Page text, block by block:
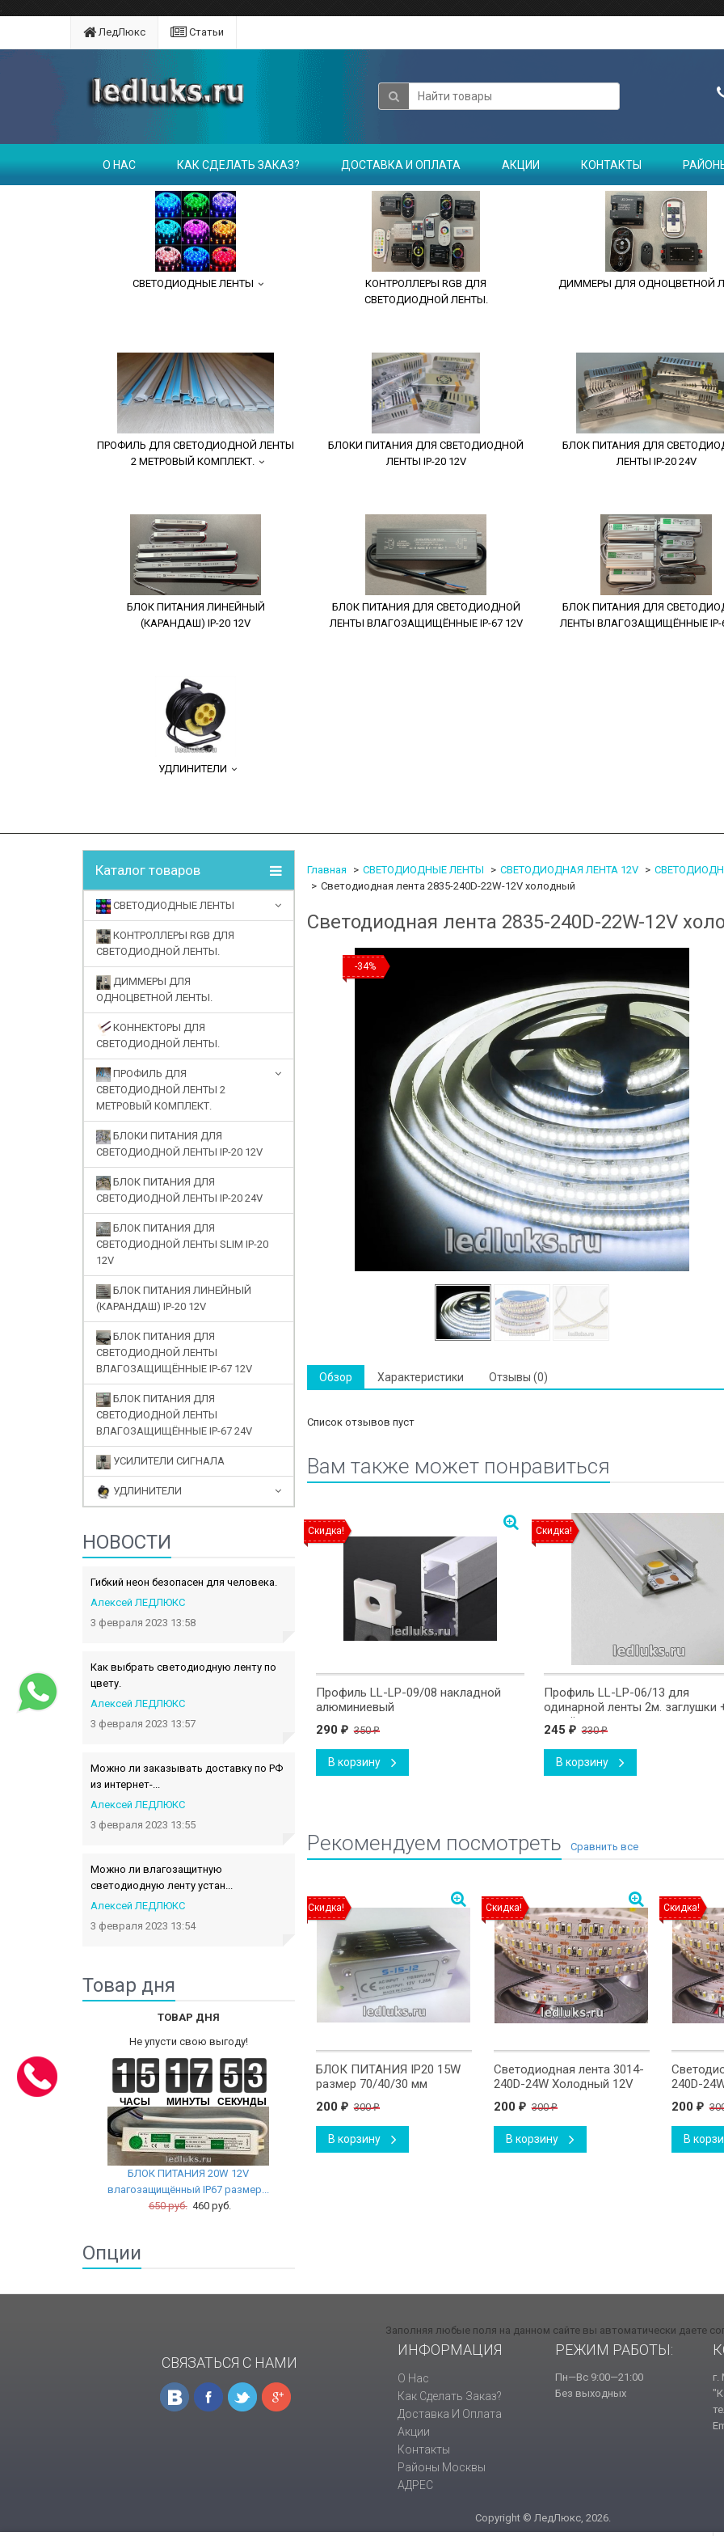
;
ЛедЛюкс
Статьи
О НАС КАК СДЕЛАТЬ ЗАКАЗ? ДОСТАВКА И ОПЛАТА АКЦИИ КОНТАКТЫ
СВЕТОДИОДНЫЕ ЛЕНТЫ
КОНТРОЛЛЕРЫ RGB ДЛЯ
СВЕТОДИОДНОЙ ЛЕНТЫ.
ДИММЕРЫ ДЛЯ ОДНОЦВЕТНОЙ
ПРОФИЛЬ ДЛЯ СВЕТОДИОДНОЙ ЛЕНТЫ
2 МЕТРОВЫЙ КОМПЛЕКТ.
БЛОКИ ПИТАНИЯ ДЛЯ СВЕТОДИОДНОЙ
ЛЕНТЫ IP-20 12V
БЛОК ПИТАНИЯ ДЛЯ
ЛЕНТЫ IP-20 24V
БЛОК ПИТАНИЯ ЛИНЕЙНЫЙ
(КАРАНДАШ) IP-20 12V
БЛОК ПИТАНИЯ ДЛЯ СВЕТОДИОДНОЙ
ЛЕНТЫ ВЛАГОЗАЩИЩЁННЫЕ IP-67 12V
БЛОК ПИТАНИЯ ДЛЯ
ЛЕНТЫ ВЛАГОЗАЩИЩЁННЫЕ IP-
УДЛИНИТЕЛИ
Каталог товаров
СВЕТОДИОДНЫЕ ЛЕНТЫ
КОНТРОЛЛЕРЫ RGB ДЛЯ
СВЕТОДИОДНОЙ ЛЕНТЫ.
ДИММЕРЫ ДЛЯ
ОДНОЦВЕТНОЙ ЛЕНТЫ.
КОННЕКТОРЫ ДЛЯ
СВЕТОДИОДНОЙ ЛЕНТЫ.
ПРОФИЛЬ ДЛЯ
СВЕТОДИОДНОЙ ЛЕНТЫ 2
МЕТРОВЫЙ КОМПЛЕКТ.
БЛОКИ ПИТАНИЯ ДЛЯ
СВЕТОДИОДНОЙ ЛЕНТЫ IP-20 12V
БЛОК ПИТАНИЯ ДЛЯ
СВЕТОДИОДНОЙ ЛЕНТЫ IP-20 24V
БЛОК ПИТАНИЯ ДЛЯ
СВЕТОДИОДНОЙ ЛЕНТЫ SLIM IP-20
12V
БЛОК ПИТАНИЯ ЛИНЕЙНЫЙ
(КАРАНДАШ) IP-20 12V
БЛОК ПИТАНИЯ ДЛЯ
СВЕТОДИОДНОЙ ЛЕНТЫ
ВЛАГОЗАЩИЩЁННЫЕ IP-67 12V
БЛОК ПИТАНИЯ ДЛЯ
СВЕТОДИОДНОЙ ЛЕНТЫ
ВЛАГОЗАЩИЩЁННЫЕ IP-67 24V
УСИЛИТЕЛИ СИГНАЛА
УДЛИНИТЕЛИ
НОВОСТИ
Гибкий неон безопасен для человека.
Алексей ЛЕДЛЮКС
3 февраля 2023 13:58
Как выбрать светодиодную ленту по
цвету.
Алексей ЛЕДЛЮКС
3 февраля 2023 13:57
Можно ли заказывать доставку по РФ
из интернет-...
Алексей ЛЕДЛЮКС
3 февраля 2023 13:55
Можно ли влагозащитную
светодиодную ленту устан...
Алексей ЛЕДЛЮКС
3 февраля 2023 13:54
Товар дня
ТОВАР ДНЯ
Не упусти свою выгоду!
ЧАСЫ МИНУТЫ СЕКУНДЫ
БЛОК ПИТАНИЯ 20W 12V
влагозащищённый IP67 размер...
650 руб. 460 руб.
Опции
Главная СВЕТОДИОДНЫЕ ЛЕНТЫ СВЕТОДИОДНАЯ ЛЕНТА 12V
Светодиодная лента 2835-240D-22W-12V холодный
Светодиодная лента 2835-240D-22W-12V
-34%
Обзор Характеристики Отзывы (0)
Список отзывов пуст
Вам также может понравиться
Скидка!
Профиль LL-LP-09/08 накладной
алюминиевый
290 ₽ 350₽
В корзину
Скидка!
Профиль LL-LP-06/13 для
одинарной ленты 2м. заглушки
крепёж
245 ₽ 330₽
В корзину
Рекомендуем посмотреть
лента 3014-
Нейтральный
Скидка!
Светодиодная лента 2835-
240D-22W-12V
Нейтральный
225₽ 330₽
В корзину
Скидка!
БЛОК ПИТАНИЯ IP20 15W
размер 70/40/30 мм
200 ₽ 300₽
В корзину
Скидка!
Светодиодная лента 3014-
240D-24W Холодный 12V
200 ₽ 300₽
В корзину
Скидка!
240D-
200 ₽
В
СВЯЗАТЬСЯ С НАМИ
Заполняя любые поля на данном сайте вы автоматически даете
ИНФОРМАЦИЯ
О Нас
Как Сделать Заказ?
Доставка И Оплата
Акции
Контакты
Районы Москвы
АДРЕС
РЕЖИМ РАБОТЫ:
Пн—Вс 9:00—21:00
Без выходных
Copyright © ЛедЛюкс, 2026.